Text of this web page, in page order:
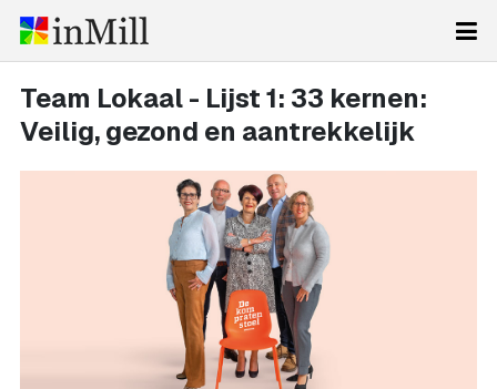
Team Lokaal - Lijst 1: 33 kernen:
Veilig, gezond en aantrekkelijk